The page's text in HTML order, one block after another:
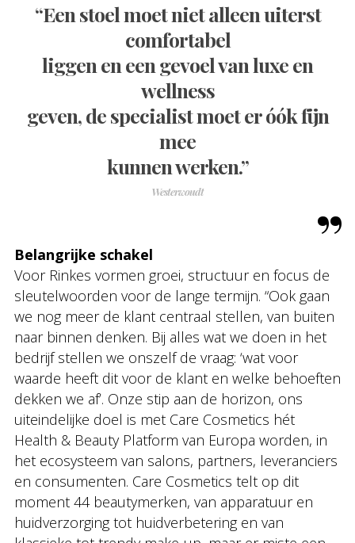
“Een stoel moet niet alleen uiterst
comfortabel
liggen en een gevoel van luxe en
wellness
geven, de specialist moet er óók fijn
mee
kunnen werken.”
Westerwoudt
Belangrijke schakel
Voor Rinkes vormen groei, structuur en focus de
sleutelwoorden voor de lange termijn. “Ook gaan
we nog meer de klant centraal stellen, van buiten
naar binnen denken. Bij alles wat we doen in het
bedrijf stellen we onszelf de vraag: ‘wat voor
waarde heeft dit voor de klant en welke behoeften
dekken we af’. Onze stip aan de horizon, ons
uiteindelijke doel is met Care Cosmetics hét
Health & Beauty Platform van Europa worden, in
het ecosysteem van salons, partners, leveranciers
en consumenten. Care Cosmetics telt op dit
moment 44 beautymerken, van apparatuur en
huidverzorging tot huidverbetering en van